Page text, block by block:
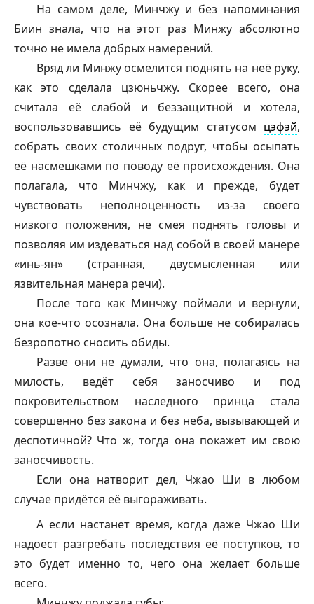
На самом деле, Минчжу и без напоминания
Биин знала, что на этот раз Минжу абсолютно
точно не имела добрых намерений.
Вряд ли Минжу осмелится поднять на неё руку,
как это сделала цзюньчжу. Скорее всего, она
считала её слабой и беззащитной и хотела,
воспользовавшись её будущим статусом цэфэй,
собрать своих столичных подруг, чтобы осыпать
её насмешками по поводу её происхождения. Она
полагала, что Минчжу, как и прежде, будет
чувствовать неполноценность из-за своего
низкого положения, не смея поднять головы и
позволяя им издеваться над собой в своей манере
«инь-ян» (странная, двусмысленная или
язвительная манера речи).
После того как Минчжу поймали и вернули,
она кое-что осознала. Она больше не собиралась
безропотно сносить обиды.
Разве они не думали, что она, полагаясь на
милость, ведёт себя заносчиво и под
покровительством наследного принца стала
совершенно без закона и без неба, вызывающей и
деспотичной? Что ж, тогда она покажет им свою
заносчивость.
Если она натворит дел, Чжао Ши в любом
случае придётся её выгораживать.
А если настанет время, когда даже Чжао Ши
надоест разгребать последствия её поступков, то
это будет именно то, чего она желает больше
всего.